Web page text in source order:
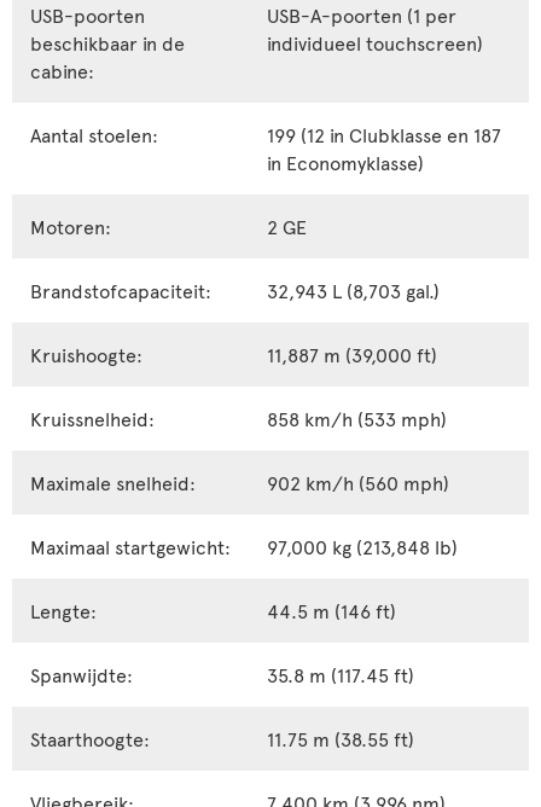
USB-poorten
beschikbaar in de
cabine:
USB-A-poorten (1 per
individueel touchscreen)
Aantal stoelen:
199 (12 in Clubklasse en 187
in Economyklasse)
Motoren: 2 GE
Brandstofcapaciteit: 32,943 L (8,703 gal.)
Kruishoogte: 11,887 m (39,000 ft)
Kruissnelheid: 858 km/h (533 mph)
Maximale snelheid: 902 km/h (560 mph)
Maximaal startgewicht: 97,000 kg (213,848 lb)
Lengte: 44.5 m (146 ft)
Spanwijdte: 35.8 m (117.45 ft)
Staarthoogte: 11.75 m (38.55 ft)